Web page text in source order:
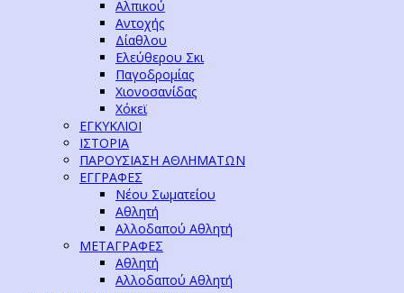
Αλπικού
Αντοχής
Δίαθλου
Ελεύθερου Σκι
Παγοδρομίας
Χιονοσανίδας
Χόκεϊ
ΕΓΚΥΚΛΙΟΙ
ΙΣΤΟΡΙΑ
ΠΑΡΟΥΣΙΑΣΗ ΑΘΛΗΜΑΤΩΝ
ΕΓΓΡΑΦΕΣ
Νέου Σωματείου
Αθλητή
Αλλοδαπού Αθλητή
ΜΕΤΑΓΡΑΦΕΣ
Αθλητή
Αλλοδαπού Αθλητή